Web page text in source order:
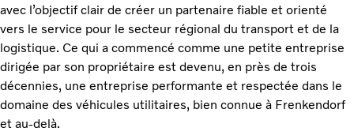
avec l’objectif clair de créer un partenaire fiable et orienté
vers le service pour le secteur régional du transport et de la
logistique. Ce qui a commencé comme une petite entreprise
dirigée par son propriétaire est devenu, en près de trois
décennies, une entreprise performante et respectée dans le
domaine des véhicules utilitaires, bien connue à Frenkendorf
et au-delà.